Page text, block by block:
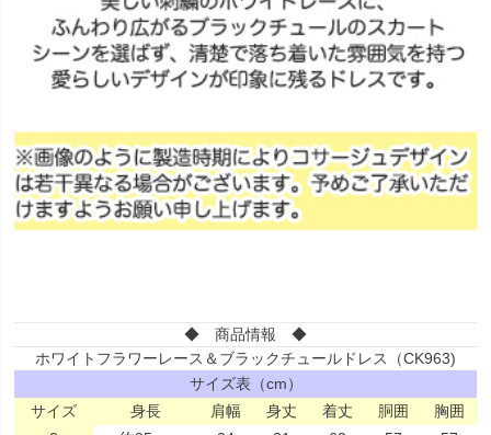
◆ 商品情報 ◆
ホワイトフラワーレース＆ブラックチュールドレス（CK963)
サイズ表（cm）
サイズ
身長 肩幅 身丈 着丈 胴囲
胸囲